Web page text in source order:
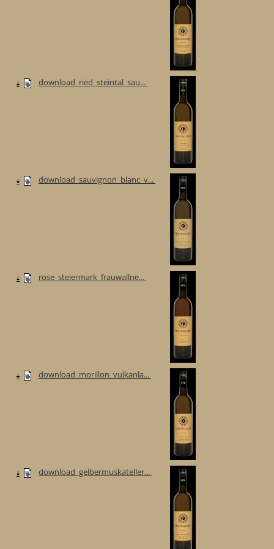
download_ried_steintal_sau...
download_sauvignon_blanc_v...
rose_steiermark_frauwallne...
download_morillon_vulkanla...
download_gelbermuskateller...